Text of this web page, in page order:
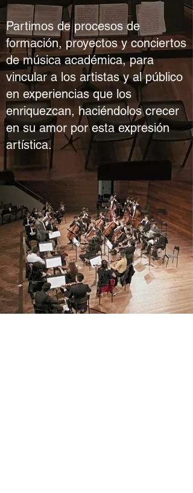
Partimos de procesos de
formación, proyectos y conciertos
de música académica, para
vincular a los artistas y al público
en experiencias que los
enriquezcan, haciéndolos crecer
en su amor por esta expresión
artística.